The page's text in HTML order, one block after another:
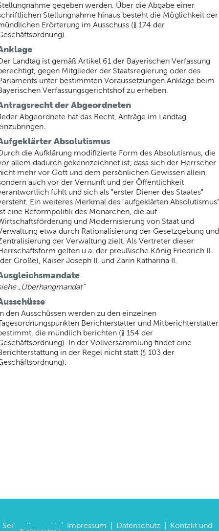
gegeben werden. Über die Abgabe einer
Stellungnahme hinaus besteht die Möglichkeit der
Erörterung im Ausschuss (§ 174 der
Landtag ist gemäß Artikel 61 der Bayerischen Verfassung
gegen Mitglieder der Staatsregierung oder des
unter bestimmten Voraussetzungen Anklage beim
Verfassungsgerichtshof zu erheben.
der Abgeordneten
Abgeordnete hat das Recht, Anträge im Landtag
Absolutismus
die Aufklärung modifizierte Form des Absolutismus, die
allem dadurch gekennzeichnet ist, dass sich der Herrscher
mehr vor Gott und dem persönlichen Gewissen allein,
auch vor der Vernunft und der Öffentlichkeit
fühlt und sich als "erster Diener des Staates"
Ein weiteres Merkmal des "aufgeklärten Absolutismus"
eine Reformpolitik des Monarchen, die auf
und Modernisierung von Staat und
etwa durch Rationalisierung der Gesetzgebung und
der Verwaltung zielt. Als Vertreter dieser
gelten u.a. der preußische König Friedrich II.
Große), Kaiser Joseph II. und Zarin Katharina II.
„Überhangmandat“
den Ausschüssen werden zu den einzelnen
Berichterstatter und Mitberichterstatter
die mündlich berichten (§ 154 der
In der Vollversammlung findet eine
in der Regel nicht statt (§ 103 der
Seitenübersicht | Impressum Datenschutz Kontakt und